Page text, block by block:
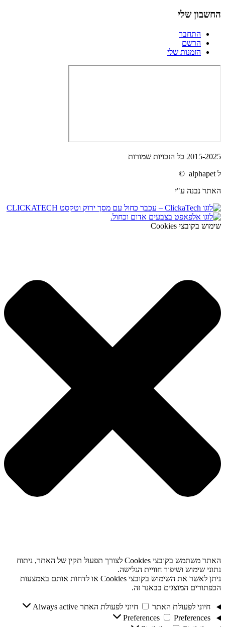
החשבון שלי
התחבר
הרשם
הזמנות שלי
2015-2025 כל הזכויות שמורות
ל alphapet ©
האתר נבנה ע"י
שימוש בקובצי Cookies
האתר משתמש בקובצי Cookies לצורך תפעול תקין של האתר, ניתוח
נתוני שימוש ושיפור חוויית הגלישה.
ניתן לאשר את השימוש בקובצי Cookies או לדחות אותם באמצעות
הכפתורים המוצגים בבאנר זה.
חיוני לפעולת האתר חיוני לפעולת האתר Always active
Preferences
Preferences